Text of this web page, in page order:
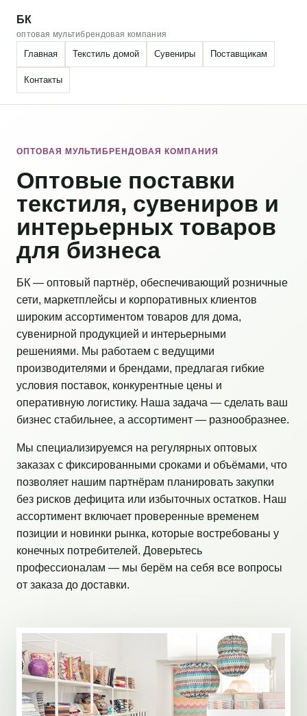
БК
оптовая мультибрендовая компания
Главная Текстиль домой Сувениры Поставщикам
Контакты
ОПТОВАЯ МУЛЬТИБРЕНДОВАЯ КОМПАНИЯ
Оптовые поставки
текстиля, сувениров и
интерьерных товаров
для бизнеса
БК — оптовый партнёр, обеспечивающий розничные
сети, маркетплейсы и корпоративных клиентов
широким ассортиментом товаров для дома,
сувенирной продукцией и интерьерными
решениями. Мы работаем с ведущими
производителями и брендами, предлагая гибкие
условия поставок, конкурентные цены и
оперативную логистику. Наша задача — сделать ваш
бизнес стабильнее, а ассортимент — разнообразнее.
Мы специализируемся на регулярных оптовых
заказах с фиксированными сроками и объёмами, что
позволяет нашим партнёрам планировать закупки
без рисков дефицита или избыточных остатков. Наш
ассортимент включает проверенные временем
позиции и новинки рынка, которые востребованы у
конечных потребителей. Доверьтесь
профессионалам — мы берём на себя все вопросы
от заказа до доставки.